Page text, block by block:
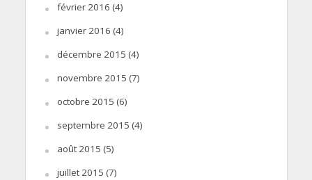
février 2016 (4)
janvier 2016 (4)
décembre 2015 (4)
novembre 2015 (7)
octobre 2015 (6)
septembre 2015 (4)
août 2015 (5)
juillet 2015 (7)